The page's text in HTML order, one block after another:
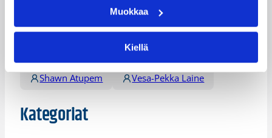
Muokkaa
Kiellä
LaMonte Ulmer
Marquis Hall
Matthew Gibson
Sami Toiviainen
Shawn Atupem
Vesa-Pekka Laine
Kategoriat